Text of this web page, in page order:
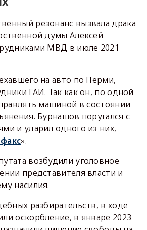
резонанс вызвала драка
думы Алексей
МВД в июле 2021
на авто по Перми,
ГАИ. Так как он, по одной
машиной в состоянии
Бурнашов поругался с
и ударил одного из них,
».
возбудили уголовное
представителя власти и
насилия.
разбирательств, в ходе
оскорбление, в январе 2023